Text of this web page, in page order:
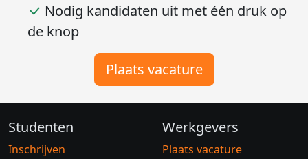
Nodig kandidaten uit met één druk op
de knop
Plaats vacature
Studenten
Inschrijven
Werkgevers
Plaats vacature